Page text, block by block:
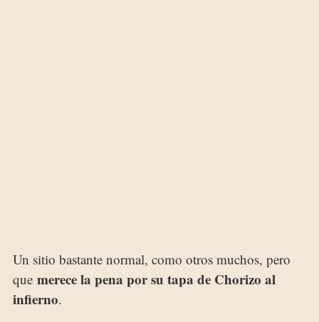
Un sitio bastante normal, como otros muchos, pero
que merece la pena por su tapa de Chorizo al
infierno.